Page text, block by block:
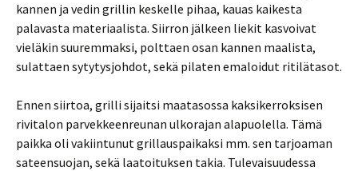
kannen ja vedin grillin keskelle pihaa, kauas kaikesta
palavasta materiaalista. Siirron jälkeen liekit kasvoivat
vieläkin suuremmaksi, polttaen osan kannen maalista,
sulattaen sytytysjohdot, sekä pilaten emaloidut ritilätasot.
Ennen siirtoa, grilli sijaitsi maatasossa kaksikerroksisen
rivitalon parvekkeenreunan ulkorajan alapuolella. Tämä
paikka oli vakiintunut grillauspaikaksi mm. sen tarjoaman
sateensuojan, sekä laatoituksen takia. Tulevaisuudessa